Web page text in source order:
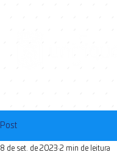
Post
8 de set. de 2023 2 min de leitura